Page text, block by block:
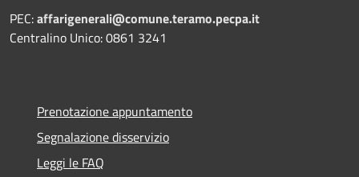
PEC:affarigenerali@comune.teramo.pecpa.it
Centralino Unico: 0861 3241
Prenotazione appuntamento
Segnalazione disservizio
Leggi le FAQ